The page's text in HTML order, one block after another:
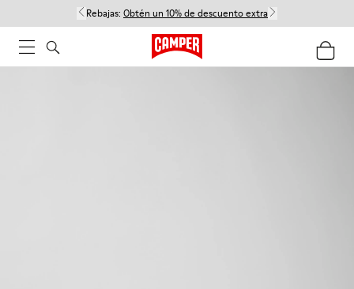
Rebajas: Obtén un 10% de descuento extra